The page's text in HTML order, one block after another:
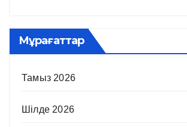
Мұрағаттар
Тамыз 2026
Шілде 2026